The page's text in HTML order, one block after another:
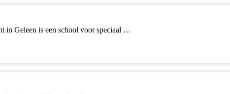
in Geleen is een school voor speciaal …